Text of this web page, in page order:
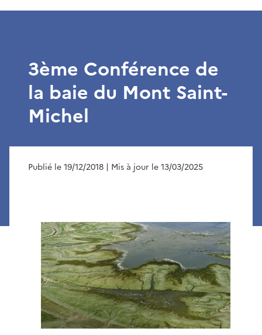
3ème Conférence de
la baie du Mont Saint-
Michel
Publié le 19/12/2018 | Mis à jour le 13/03/2025